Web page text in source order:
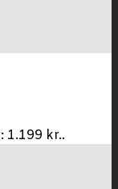
1.199 kr..